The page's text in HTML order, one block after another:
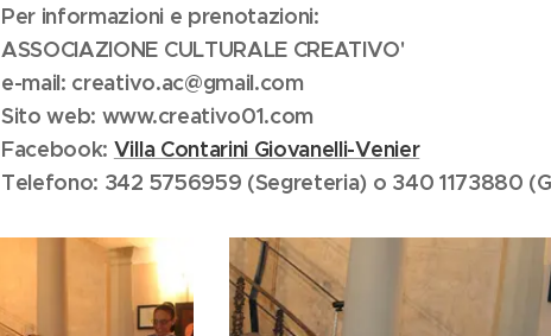
Per informazioni e prenotazioni:
ASSOCIAZIONE CULTURALE CREATIVO'
e-mail: creativo.ac@gmail.com
Sito web: www.creativo01.com
Facebook: Villa Contarini Giovanelli-Venier
Telefono: 342 5756959 (Segreteria) o 340 1173880